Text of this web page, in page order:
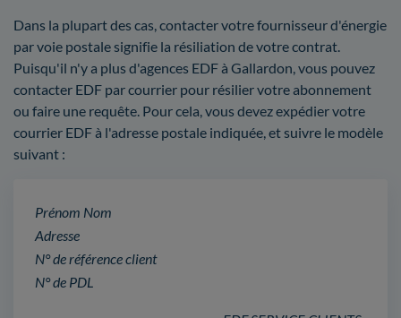
Dans la plupart des cas, contacter votre fournisseur d'énergie
par voie postale signifie la résiliation de votre contrat.
Puisqu'il n'y a plus d'agences EDF à Gallardon, vous pouvez
contacter EDF par courrier pour résilier votre abonnement
ou faire une requête. Pour cela, vous devez expédier votre
courrier EDF à l'adresse postale indiquée, et suivre le modèle
suivant :
Prénom Nom
Adresse
N° de référence client
N° de PDL